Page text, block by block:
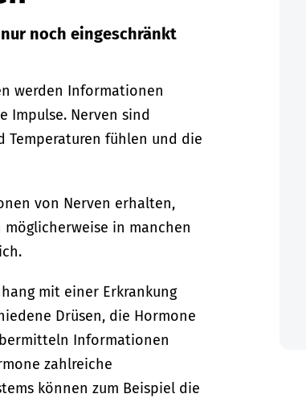
noch eingeschränkt
werden Informationen
Impulse. Nerven sind
Temperaturen fühlen und die
von Nerven erhalten,
in manchen
mit einer Erkrankung
Drüsen, die Hormone
Informationen
zahlreiche
können zum Beispiel die